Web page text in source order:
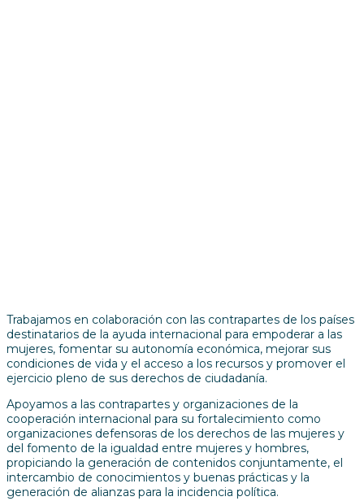
Trabajamos en colaboración con las contrapartes de los países
destinatarios de la ayuda internacional para empoderar a las
mujeres, fomentar su autonomía económica, mejorar sus
condiciones de vida y el acceso a los recursos y promover el
ejercicio pleno de sus derechos de ciudadanía.
Apoyamos a las contrapartes y organizaciones de la
cooperación internacional para su fortalecimiento como
organizaciones defensoras de los derechos de las mujeres y
del fomento de la igualdad entre mujeres y hombres,
propiciando la generación de contenidos conjuntamente, el
intercambio de conocimientos y buenas prácticas y la
generación de alianzas para la incidencia política.